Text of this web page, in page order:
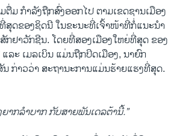
ມ ກຳລັງຖືກສົ່ງອອກໄປ ຕາມເຂດຊານເມືອງ
ດຂອງຊິດນີ ໃນຂະນະທີ່ເຈົ້າໜ້າທີ່ກໍ່ແນະນໍາ
ກຢາວັກຊີນ. ໂດຍທີ່ສອງເມືອງໃຫຍ່ທີ່ສຸດ ຂອງ
ລະ ເມລເບິນ ແມ່ນຖືກປິດເມືອງ, ນາຍົກ
ກ່າວວ່າ ສະຖານະການແມ່ນຮ້າຍແຮງທີ່ສຸດ.
າກລໍາບາກ ກັບສາຍພັນເດລຕ້ານີ້.”